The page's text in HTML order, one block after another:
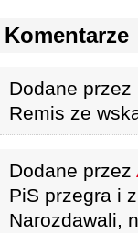
Komentarze
Dodane przez
Remis ze
Dodane przez
PiS przegra i
Narozdawali,